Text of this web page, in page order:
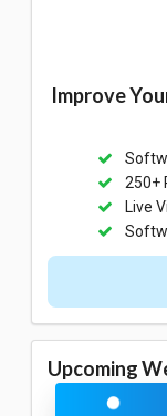
Improve
250+
Live
Upcoming